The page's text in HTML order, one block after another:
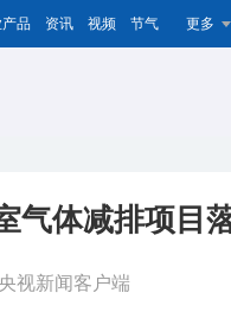
品 资讯 视频 节气 更多
气体减排项目
视新闻客户端